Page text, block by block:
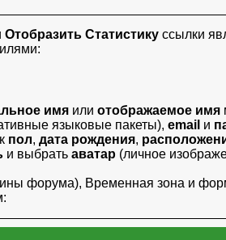
Отобразить Статистикуссылки
имяили отображаемое имя
языковые пакеты), email и
пол, дата рождения,
и выбрать аватар(личное
форума), Временная зона и